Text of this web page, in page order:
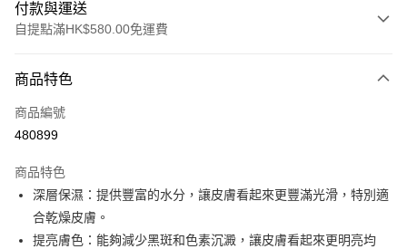
付款與運送
自提點滿HK$580.00免運費
信用卡
Apple Pay
AlipayHK
PayMe
商品特色
商品編號
480899
商品特色
深層保濕：提供豐富的水分，讓皮膚看起來更豐滿光滑，特別適
合乾燥皮膚。
提亮膚色：能夠減少黑斑和色素沉澱，讓皮膚看起來更明亮均